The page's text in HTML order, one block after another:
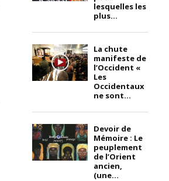
Devoir de Mémoire : Peuples
Noirs/Africains, comment
pouvez-vous célébrer la soi-
disant indépendance de vos
pays ? Alors que l’image ci-
dessous représente la posture
dans laquelle vous vous
trouvez; « Êtes-vous
libre/indépendant ?? L’homme
libre est celui qui n’appartient
pas aux autres, qui n’a pas le
statut d’esclave … Vrai ou Faux
lesquelles les
plus...
La chute
manifeste de
l’Occident «
Les
Occidentaux
ne sont...
Devoir de
Mémoire : Le
peuplement
de l’Orient
ancien,
(une...